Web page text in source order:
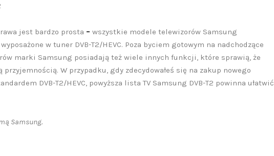
jest bardzo prosta – wszystkie modele telewizorów Samsung
w tuner DVB-T2/HEVC. Poza byciem gotowym na nadchodzące
marki Samsung posiadają też wiele innych funkcji, które sprawią, że
W przypadku, gdy zdecydowałeś się na zakup nowego
DVB-T2/HEVC, powyższa lista TV Samsung DVB-T2 powinna ułatwić
Samsung.